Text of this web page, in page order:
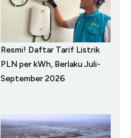
Resmi! Daftar Tarif Listrik
PLN per kWh, Berlaku Juli-
September 2026